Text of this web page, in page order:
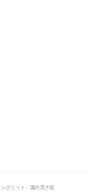
グサイト～国内最大級